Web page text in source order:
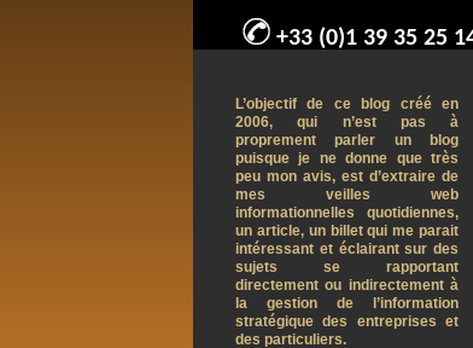
+33 (0)1 39 35 25
L’objectif de ce blog créé en
2006, qui n’est pas à
proprement parler un blog
puisque je ne donne que très
peu mon avis, est d’extraire de
mes veilles web
informationnelles quotidiennes,
un article, un billet qui me parait
intéressant et éclairant sur des
sujets se rapportant
directement ou indirectement à
la gestion de l’information
stratégique des entreprises et
des particuliers.